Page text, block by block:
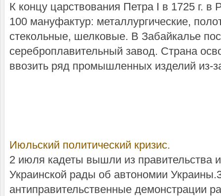
К концу царствования Петра I в 1725 г. в
100 мануфактур: металлургические,
стекольные, шелковые. В Забайкалье
сереброплавительный завод. Страна
ввозить ряд промышленных изделий из-
Июльский политический кризис.
2 июля кадеты вышли из правительства
Украинской рады об автономии
антиправительственные демонстрации